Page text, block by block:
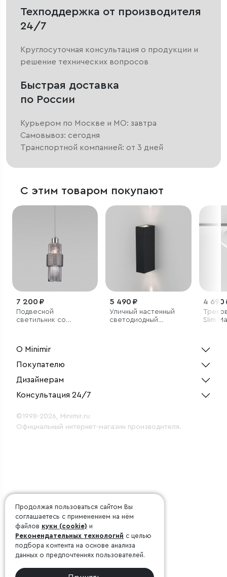
Техподдержка от производителя
24/7
Круглосуточная консультация о продукции и
решение технических вопросов
Быстрая доставка
по России
Курьером по Москве и МО: завтра
Самовывоз: сегодня
Транспортной компанией: от 3 дней
С этим товаром покупают
7 200 ₽
Подвесной
светильник со
5 490 ₽
Уличный настенный
светодиодный
4 690
Slim
О Minimir
Покупателю
Дизайнерам
Консультация 24/7
©1998-2026, Minimir.ru
Официальный интернет-магазин производителя.
Продолжая пользоваться сайтом Вы
соглашаетесь с применением на нём
файлов куки (cookie) и
Рекомендательных технологий с целью
подбора контента на основе анализа
данных о предпочтениях пользователей.